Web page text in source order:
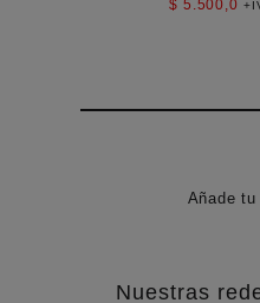
Americano
$ 5.500,0
Añade
Nuestras